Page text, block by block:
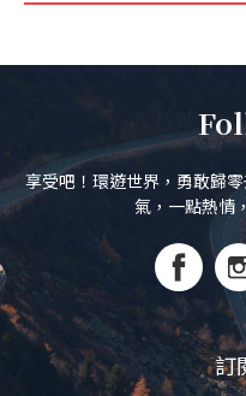
享受吧！環遊世界，勇敢歸
氣，一點熱情
訂